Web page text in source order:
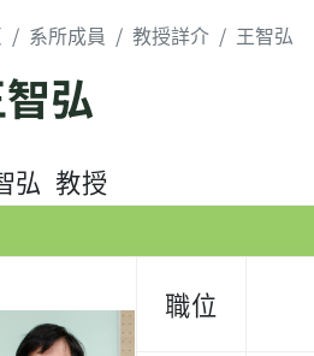
系所成員 教授詳介 王智弘
弘
弘 教授
職位